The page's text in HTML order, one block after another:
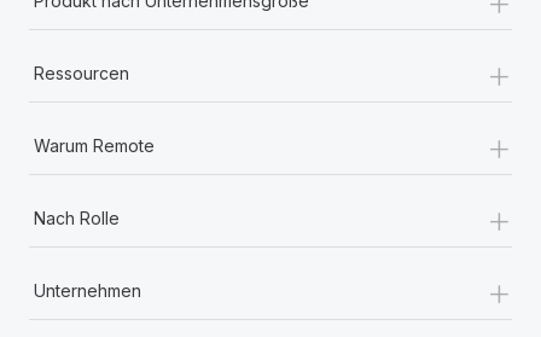
Ressourcen +
Warum Remote +
Nach Rolle +
Unternehmen +